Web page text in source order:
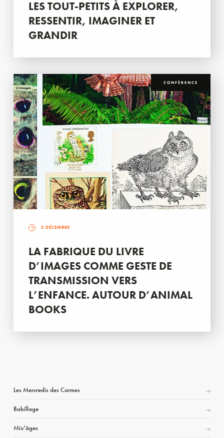
LES TOUT-PETITS À EXPLORER,
RESSENTIR, IMAGINER ET
GRANDIR
CONFÉRENCE
3 DÉCEMBRE
LA FABRIQUE DU LIVRE
D’IMAGES COMME GESTE DE
TRANSMISSION VERS
L’ENFANCE. AUTOUR D’ANIMAL
BOOKS
Les Mercredis des Carmes
Babillage
Mix’âges